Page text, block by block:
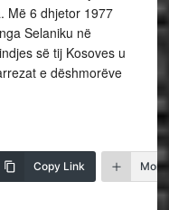
Më 6 dhjetor 1977
Selaniku në
së tij Kosoves u
e dëshmorëve
Copy Link More